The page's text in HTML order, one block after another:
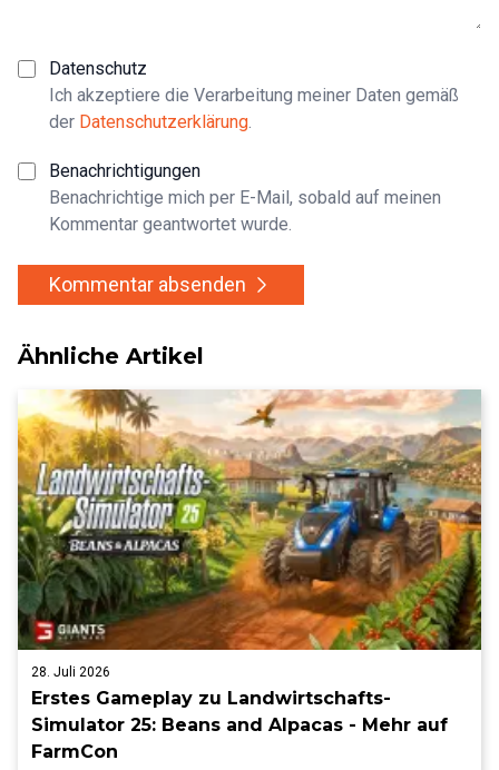
Datenschutz
Ich akzeptiere die Verarbeitung meiner Daten gemäß
der Datenschutzerklärung.
Benachrichtigungen
Benachrichtige mich per E-Mail, sobald auf meinen
Kommentar geantwortet wurde.
Kommentar absenden
Ähnliche Artikel
28. Juli 2026
Erstes Gameplay zu Landwirtschafts-
Simulator 25: Beans and Alpacas - Mehr auf
FarmCon